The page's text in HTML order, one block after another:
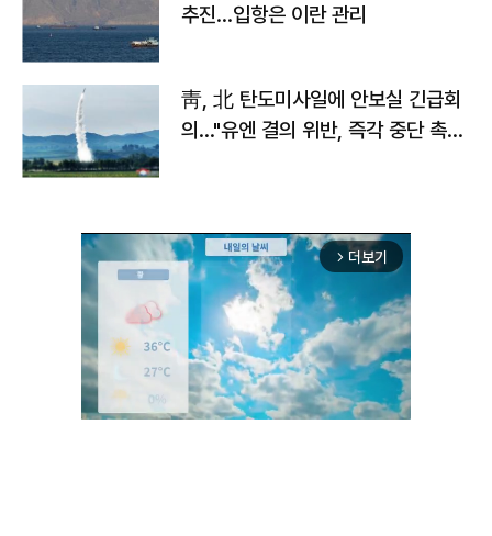
추진…입항은 이란 관리
靑, 北 탄도미사일에 안보실 긴급회
의…"유엔 결의 위반, 즉각 중단 촉
arrow_forward_ios 더보기